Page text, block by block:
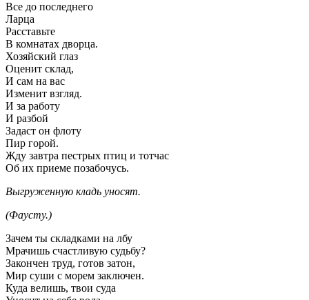
Все до последнего
Ларца
Расставьте
В комнатах дворца.
Хозяйский глаз
Оценит склад,
И сам на вас
Изменит взгляд.
И за работу
И разбой
Задаст он флоту
Пир горой.
Жду завтра пестрых птиц и тотчас
Об их приеме позабочусь.
Выгруженную кладь уносят.
(Фаусту.)
Зачем ты складками на лбу
Мрачишь счастливую судьбу?
Закончен труд, готов затон,
Мир суши с морем заключен.
Куда велишь, твои суда